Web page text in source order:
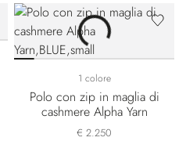
1 colore
Polo con zip in maglia di
cashmere Alpha Yarn
€ 2.250